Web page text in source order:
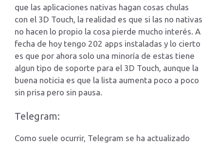
que las aplicaciones nativas hagan cosas chulas
con el 3D Touch, la realidad es que si las no nativas
no hacen lo propio la cosa pierde mucho interés. A
fecha de hoy tengo 202 apps instaladas y lo cierto
es que por ahora solo una minoría de estas tiene
algun tipo de soporte para el 3D Touch, aunque la
buena noticia es que la lista aumenta poco a poco
sin prisa pero sin pausa.
Telegram:
Como suele ocurrir, Telegram se ha actualizado